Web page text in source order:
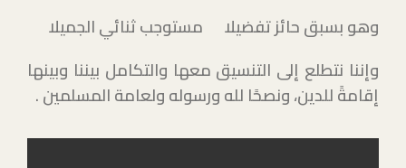
وهو بسبق حائز تفضيلا مستوجب ثنائي الجميلا
وإننا نتطلع إلى التنسيق معها والتكامل بيننا وبينها
إقامةً للدين، ونصحًا لله ورسوله ولعامة المسلمين .